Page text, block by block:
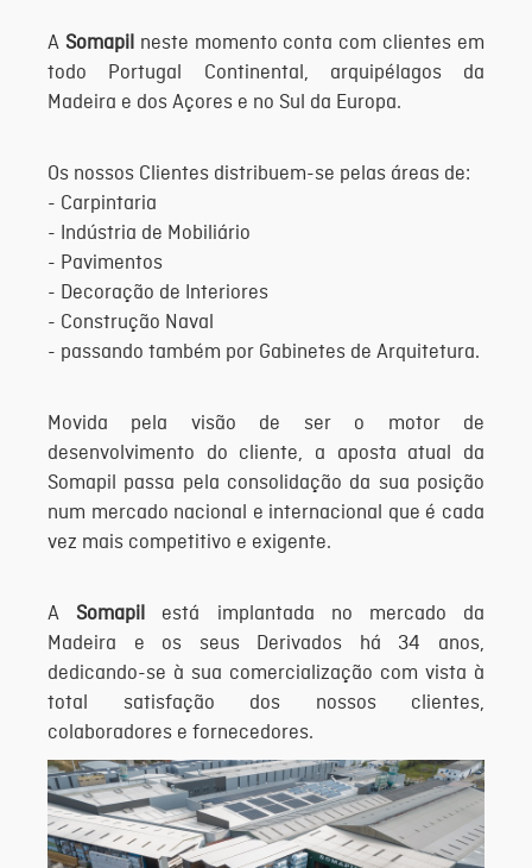
A Somapil neste momento conta com clientes em
todo Portugal Continental, arquipélagos da
Madeira e dos Açores e no Sul da Europa.
Os nossos Clientes distribuem-se pelas áreas de:
- Carpintaria
- Indústria de Mobiliário
- Pavimentos
- Decoração de Interiores
- Construção Naval
- passando também por Gabinetes de Arquitetura.
Movida pela visão de ser o motor de
desenvolvimento do cliente, a aposta atual da
Somapil passa pela consolidação da sua posição
num mercado nacional e internacional que é cada
vez mais competitivo e exigente.
ASomapil está implantada no mercado da
Madeira e os seus Derivados há 34 anos,
dedicando-se à sua comercialização com vista à
total satisfação dos nossos clientes,
colaboradores e fornecedores.